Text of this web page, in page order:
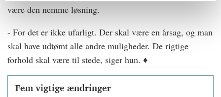
være den nemme løsning.
- For det er ikke ufarligt. Der skal være en årsag, og man
skal have udtømt alle andre muligheder. De rigtige
forhold skal være til stede, siger hun. ♦
Fem vigtige ændringer